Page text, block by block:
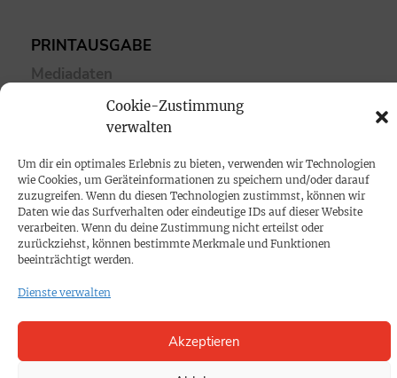
Cookie-Zustimmung
verwalten
Um dir ein optimales Erlebnis zu bieten, verwenden wir Technologien
wie Cookies, um Geräteinformationen zu speichern und/oder darauf
zuzugreifen. Wenn du diesen Technologien zustimmst, können wir
Daten wie das Surfverhalten oder eindeutige IDs auf dieser Website
verarbeiten. Wenn du deine Zustimmung nicht erteilst oder
zurückziehst, können bestimmte Merkmale und Funktionen
beeinträchtigt werden.
Dienste verwalten
Akzeptieren
PRINTAUSGABE
Mediadaten
PROKOMPAKT
SPENDEN
Datenschutz
KONTAKT